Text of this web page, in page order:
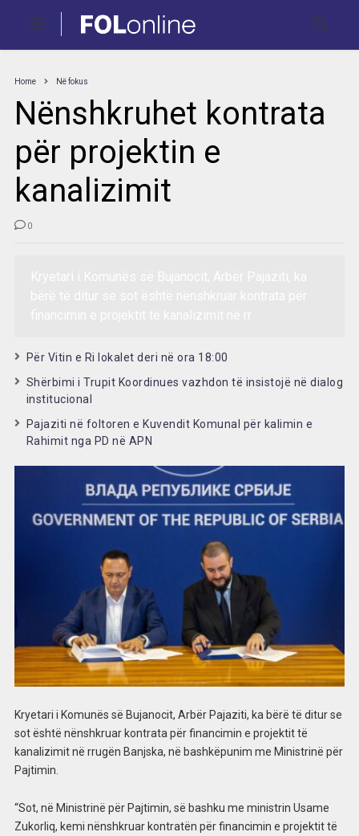
Home Në fokus
Nënshkruhet kontrata
për projektin e
kanalizimit
0
Për Vitin e Ri lokalet deri në ora 18:00
Shërbimi i Trupit Koordinues vazhdon të insistojë në dialog
institucional
Pajaziti në foltoren e Kuvendit Komunal për kalimin e
Rahimit nga PD në APN
Kryetari i Komunës së Bujanocit, Arbër Pajaziti, ka bërë të ditur se
sot është nënshkruar kontrata për financimin e projektit të
kanalizimit në rrugën Banjska, në bashkëpunim me Ministrinë për
Pajtimin.
“Sot, në Ministrinë për Pajtimin, së bashku me ministrin Usame
Zukorliq, kemi nënshkruar kontratën për financimin e projektit të